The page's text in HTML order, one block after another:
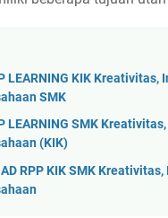
LEARNING KIK Kreativitas,
SMK
LEARNING SMK
(KIK)
RPP KIK SMK